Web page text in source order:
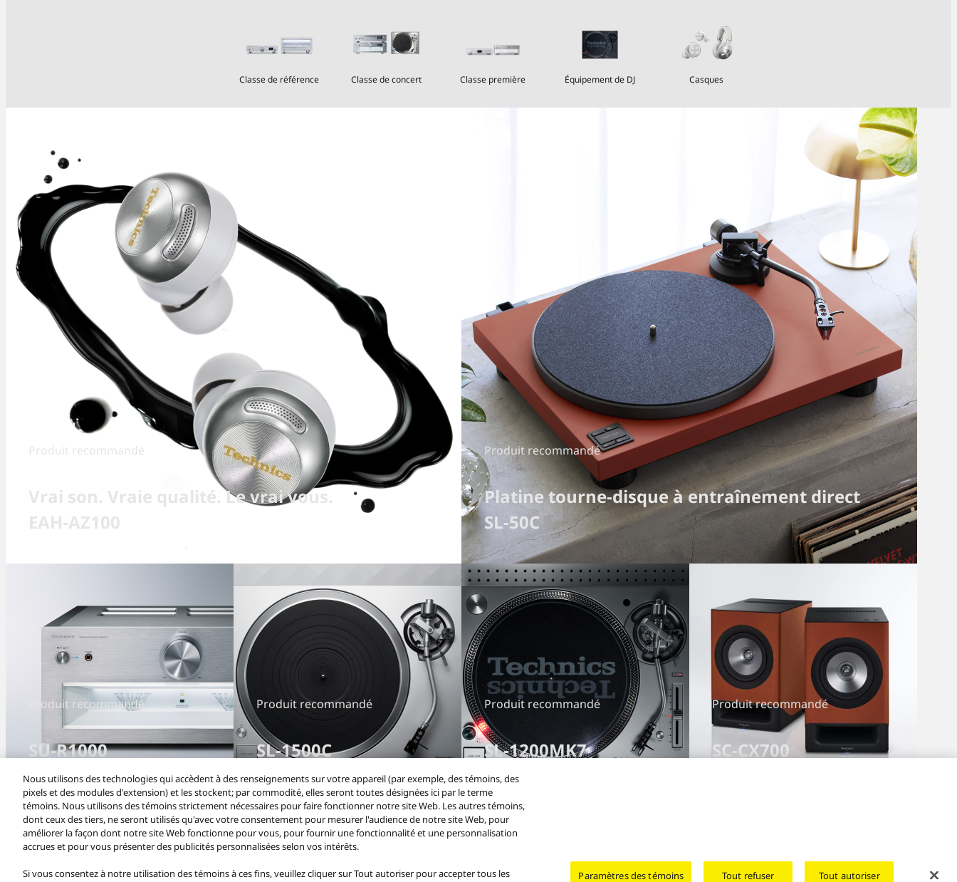
Classe de référence Classe de concert Classe première Équipement de DJ Casques
Produit recommandé
Vrai son. Vraie qualité. Le vrai vous.
EAH-AZ100
Produit recommandé
Platine tourne-disque à entraînement direct
SL-50C
Produit recommandé
SU-R1000
Produit recommandé
SL-1500C
Produit recommandé
SL-1200MK7
Produit recommandé
SC-CX700
Nous utilisons des technologies qui accèdent à des renseignements sur votre appareil (par exemple, des témoins, des
pixels et des modules d'extension) et les stockent; par commodité, elles seront toutes désignées ici par le terme
témoins. Nous utilisons des témoins strictement nécessaires pour faire fonctionner notre site Web. Les autres témoins,
dont ceux des tiers, ne seront utilisés qu'avec votre consentement pour mesurer l'audience de notre site Web, pour
améliorer la façon dont notre site Web fonctionne pour vous, pour fournir une fonctionnalité et une personnalisation
accrues et pour vous présenter des publicités personnalisées selon vos intérêts.
Si vous consentez à notre utilisation des témoins à ces fins, veuillez cliquer sur Tout autoriser pour accepter tous les
Paramètres des témoins Tout refuser Tout autoriser